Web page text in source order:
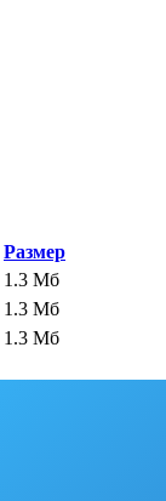
Размер
1.3 Мб
1.3 Мб
1.3 Мб